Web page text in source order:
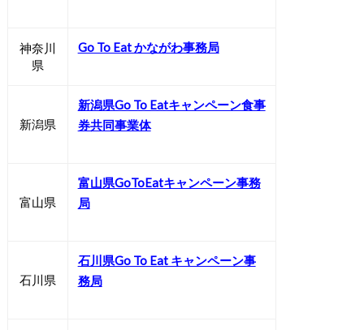
神奈川
県
Go To Eat かながわ事務局
新潟県
新潟県Go To Eatキャンペーン食事
券共同事業体
富山県
富山県GoToEatキャンペーン事務
局
石川県
石川県Go To Eat キャンペーン事
務局